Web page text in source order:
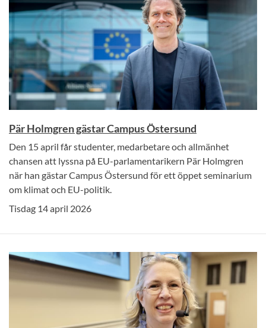
Pär Holmgren gästar Campus Östersund
Den 15 april får studenter, medarbetare och allmänhet
chansen att lyssna på EU-parlamentarikern Pär Holmgren
när han gästar Campus Östersund för ett öppet seminarium
om klimat och EU-politik.
Tisdag 14 april 2026